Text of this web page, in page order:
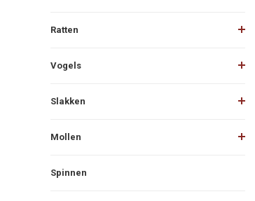
Ratten
Vogels
Slakken
Mollen
Spinnen